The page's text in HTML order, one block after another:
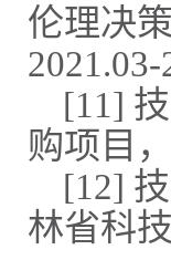
伦理决
[11]
购项目
[12]
林省科